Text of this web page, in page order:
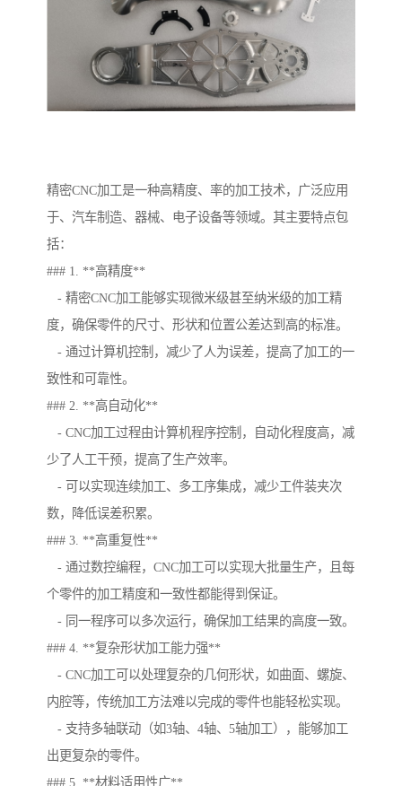
精密CNC加工是一种高精度、率的加工技术，广泛应用
于、汽车制造、器械、电子设备等领域。其主要特点包
括：
### 1. **高精度**
- 精密CNC加工能够实现微米级甚至纳米级的加工精
度，确保零件的尺寸、形状和位置公差达到高的标准。
- 通过计算机控制，减少了人为误差，提高了加工的一
致性和可靠性。
### 2. **高自动化**
- CNC加工过程由计算机程序控制，自动化程度高，减
少了人工干预，提高了生产效率。
- 可以实现连续加工、多工序集成，减少工件装夹次
数，降低误差积累。
### 3. **高重复性**
- 通过数控编程，CNC加工可以实现大批量生产，且每
个零件的加工精度和一致性都能得到保证。
- 同一程序可以多次运行，确保加工结果的高度一致。
### 4. **复杂形状加工能力强**
- CNC加工可以处理复杂的几何形状，如曲面、螺旋、
内腔等，传统加工方法难以完成的零件也能轻松实现。
- 支持多轴联动（如3轴、4轴、5轴加工），能够加工
出更复杂的零件。
### 5. **材料适用性广**